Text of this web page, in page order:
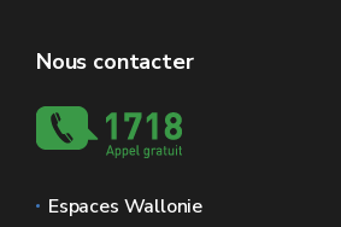
Nous contacter
Espaces Wallonie